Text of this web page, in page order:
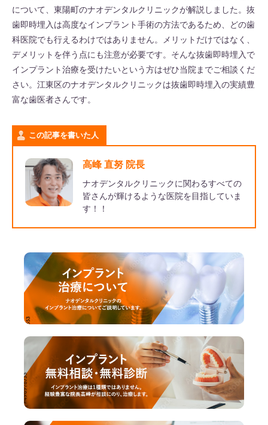
について、東陽町のナオデンタルクリニックが解説しました。抜
歯即時埋入は高度なインプラント手術の方法であるため、どの歯
科医院でも行えるわけではありません。メリットだけではなく、
デメリットを伴う点にも注意が必要です。そんな抜歯即時埋入で
インプラント治療を受けたいという方はぜひ当院までご相談くだ
さい。江東区のナオデンタルクリニックは抜歯即時埋入の実績豊
富な歯医者さんです。
この記事を書いた人
高峰 直努 院長
ナオデンタルクリニックに関わるすべての
皆さんが輝けるような医院を目指していま
す！！